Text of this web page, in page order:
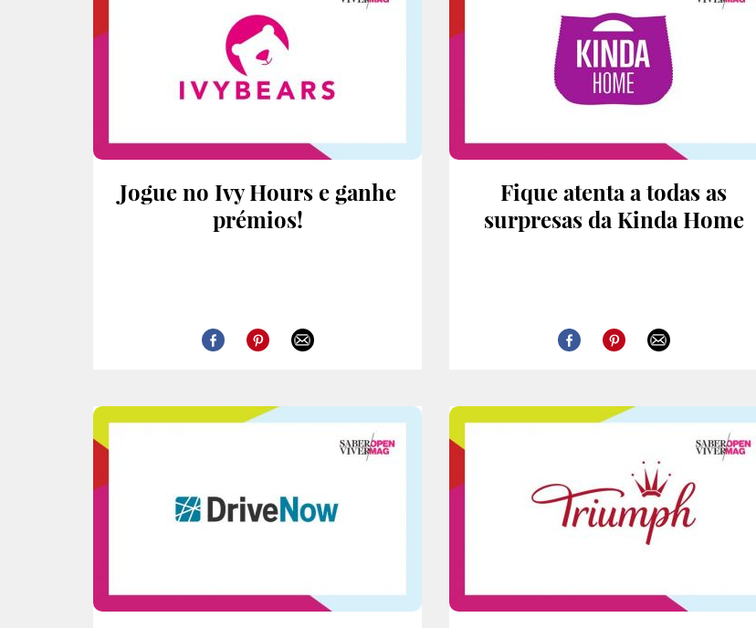
Jogue no Ivy Hours e ganhe
prémios!
Fique atenta a todas as
surpresas da Kinda Home